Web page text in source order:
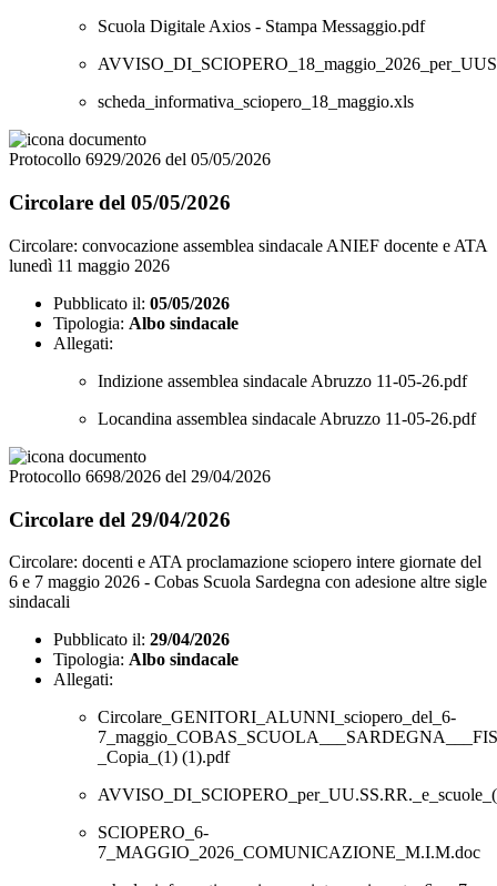
Scuola Digitale Axios - Stampa Messaggio.pdf
scheda_informativa_sciopero_18_maggio.xls
Protocollo 6929/2026 del 05/05/2026
Circolare del 05/05/2026
Circolare: convocazione assemblea sindacale ANIEF docente e ATA
lunedì 11 maggio 2026
Pubblicato il: 05/05/2026
Tipologia: Albo sindacale
Allegati:
Indizione assemblea sindacale Abruzzo 11-05-26.pdf
Locandina assemblea sindacale Abruzzo 11-05-26.pdf
Protocollo 6698/2026 del 29/04/2026
Circolare del 29/04/2026
Circolare: docenti e ATA proclamazione sciopero intere giornate del
6 e 7 maggio 2026 - Cobas Scuola Sardegna con adesione altre sigle
sindacali
Pubblicato il: 29/04/2026
Tipologia: Albo sindacale
Allegati:
Circolare_GENITORI_ALUNNI_sciopero_del_6-
_Copia_(1) (1).pdf
SCIOPERO_6-
7_MAGGIO_2026_COMUNICAZIONE_M.I.M.doc